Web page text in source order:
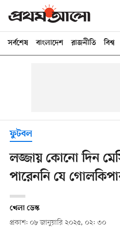
সর্বশেষ বাংলাদেশ রাজনীতি বিশ্ব
ফুটবল
লজ্জায় কোনো দিন
পারেননি যে
খেলা ডেস্ক
প্রকাশ: ০৮ জানুয়ারি ২০২৫, ০২: ৩০